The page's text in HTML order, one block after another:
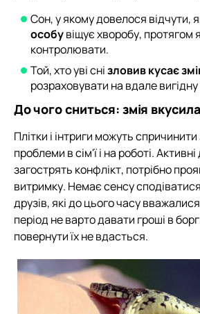
Сон, у якому довелося відчути,
особувіщує хворобу, протягом
контролювати.
Той, хто уві снізловив кусає
розраховувати на вдале
До чого сниться: змія
Плітки і інтриги можуть
проблеми в сім'ї і на роботі. Активні
загострять конфлікт, потрібно
витримку. Немає сенсу
друзів, які до цього часу
період не варто давати гроші в
повернути їх не вдасться.